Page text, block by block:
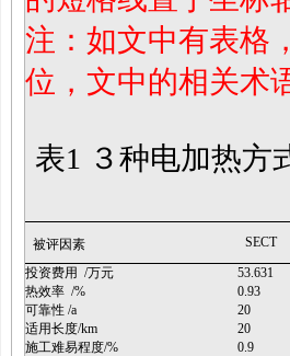
注：如文中有表格
位，文中的相关术
表1 ３种电加热方
被评因素 SECT
投资费用 /万元 53.631
热效率 /%
0.93
可靠性 /a
20
适用长度/km
20
施工难易程度/%
0.9